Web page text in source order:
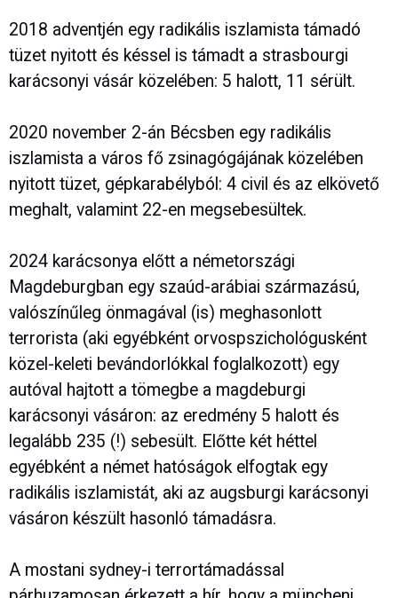
2018 adventjén egy radikális iszlamista támadó
tüzet nyitott és késsel is támadt a strasbourgi
karácsonyi vásár közelében: 5 halott, 11 sérült.
2020 november 2-án Bécsben egy radikális
iszlamista a város fő zsinagógájának közelében
nyitott tüzet, gépkarabélyból: 4 civil és az elkövető
meghalt, valamint 22-en megsebesültek.
2024 karácsonya előtt a németországi
Magdeburgban egy szaúd-arábiai származású,
valószínűleg önmagával (is) meghasonlott
terrorista (aki egyébként orvospszichológusként
közel-keleti bevándorlókkal foglalkozott) egy
autóval hajtott a tömegbe a magdeburgi
karácsonyi vásáron: az eredmény 5 halott és
legalább 235 (!) sebesült. Előtte két héttel
egyébként a német hatóságok elfogtak egy
radikális iszlamistát, aki az augsburgi karácsonyi
vásáron készült hasonló támadásra.
A mostani sydney-i terrortámadással